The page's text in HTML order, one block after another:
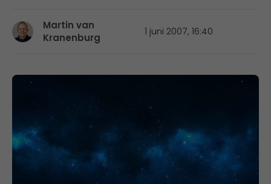
Martin van
Kranenburg
1 juni 2007, 16:40